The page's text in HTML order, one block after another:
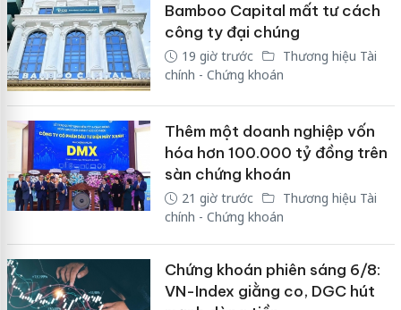
Bamboo Capital mất tư cách
công ty đại chúng
19 giờ trước
Thương hiệu Tài
chính - Chứng khoán
Thêm một doanh nghiệp vốn
hóa hơn 100.000 tỷ đồng trên
sàn chứng khoán
21 giờ trước
Thương hiệu Tài
chính - Chứng khoán
Chứng khoán phiên sáng 6/8:
VN-Index giằng co, DGC hút